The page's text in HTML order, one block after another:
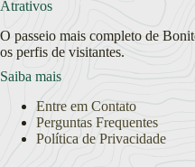
Atrativos
O passeio mais completo de
os perfis de visitantes.
Saiba mais
Entre em Contato
Perguntas Frequentes
Política de Privacidade